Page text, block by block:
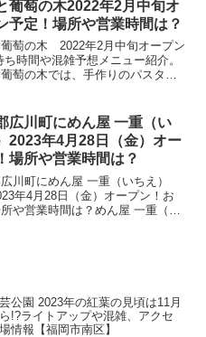
舗を...
葡萄の木2022年2月中旬オ
予定！場所や営業時間は？
葡萄の木 2022年2月中旬オープン
ち時間や混雑予想メニュー紹介。
葡萄の木では、手作りのパスタソ
通りに面した場所にオープンする
とで...
広川町にめん屋 一重（い
2023年4月28日（金）オー
場所や営業時間は？
川町にめん屋 一重（いちえ）
年4月28日（金）オープン！お
や営業時間は？めん屋 一重（い
公園 2023年の紅葉の見頃は11月
!?ライトアップや混雑、アクセ
情報【福岡市南区】